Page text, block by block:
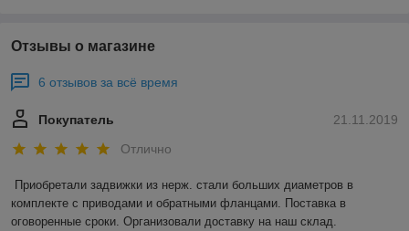
Отзывы о магазине
6 отзывов за всё время
21.11.2019
Покупатель
Отлично
Приобретали задвижки из нерж. стали больших диаметров в
комплекте с приводами и обратными фланцами. Поставка в
оговоренные сроки. Организовали доставку на наш склад.